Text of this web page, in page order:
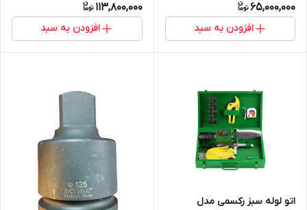
65,000,000
افزودن به سبد
113,800,000
افزودن به سبد
اتو لوله سبز رکسمی مدل